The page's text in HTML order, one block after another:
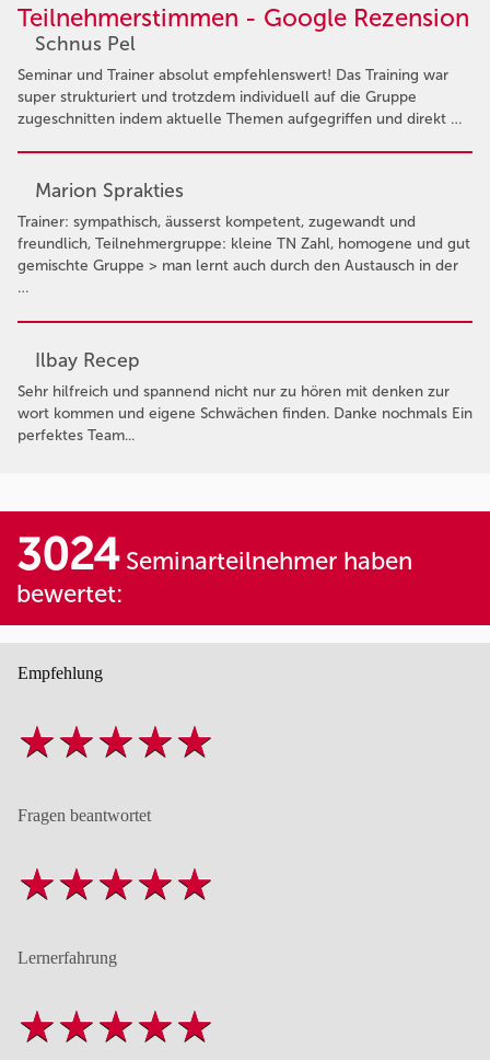
Teilnehmerstimmen - Google Rezension
Schnus Pel
Seminar und Trainer absolut empfehlenswert! Das Training war
super strukturiert und trotzdem individuell auf die Gruppe
zugeschnitten indem aktuelle Themen aufgegriffen und direkt …
Marion Sprakties
Trainer: sympathisch, äusserst kompetent, zugewandt und
freundlich, Teilnehmergruppe: kleine TN Zahl, homogene und gut
gemischte Gruppe > man lernt auch durch den Austausch in der
…
Ilbay Recep
Sehr hilfreich und spannend nicht nur zu hören mit denken zur
wort kommen und eigene Schwächen finden. Danke nochmals Ein
perfektes Team...
3024Seminarteilnehmer haben
bewertet:
Empfehlung
Fragen beantwortet
Lernerfahrung